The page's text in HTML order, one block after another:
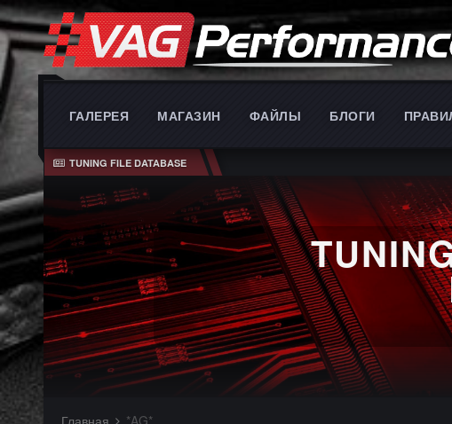
ГАЛЕРЕЯ МАГАЗИН ФАЙЛЫ БЛОГИ
TUNING FILE DATABASE
Главная *AG*